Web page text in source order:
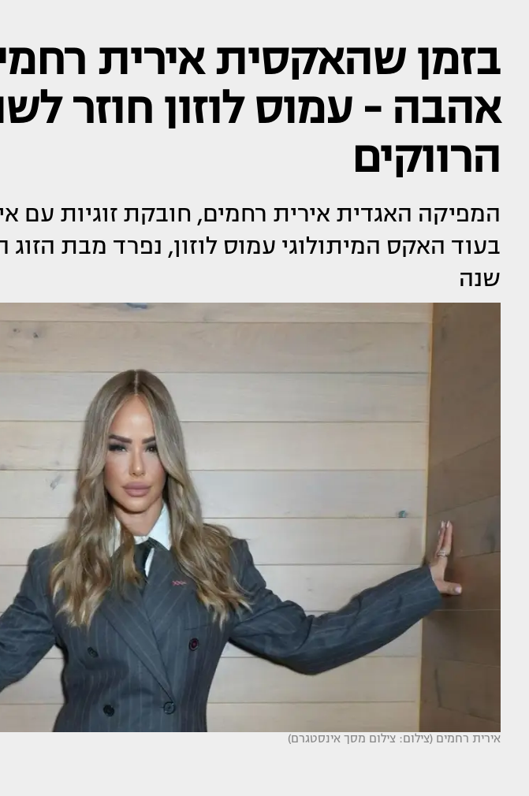
בזמן שהאקסית אירית
אהבה - עמוס לוזון חוזר
הרווקים
המפיקה האגדית אירית רחמים, חובקת זוגיות עם
שנה
אירית רחמים (צילום: צילום מסך אינסטגרם)